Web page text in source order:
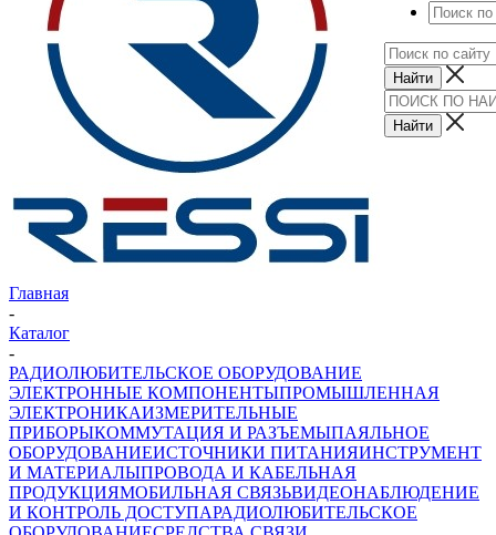
Главная
-
Каталог
-
РАДИОЛЮБИТЕЛЬСКОЕ ОБОРУДОВАНИЕ
ЭЛЕКТРОННЫЕ КОМПОНЕНТЫПРОМЫШЛЕННАЯ
ЭЛЕКТРОНИКАИЗМЕРИТЕЛЬНЫЕ
ПРИБОРЫКОММУТАЦИЯ И РАЗЪЕМЫПАЯЛЬНОЕ
ОБОРУДОВАНИЕИСТОЧНИКИ ПИТАНИЯИНСТРУМЕНТ
И МАТЕРИАЛЫПРОВОДА И КАБЕЛЬНАЯ
ПРОДУКЦИЯМОБИЛЬНАЯ СВЯЗЬВИДЕОНАБЛЮДЕНИЕ
И КОНТРОЛЬ ДОСТУПАРАДИОЛЮБИТЕЛЬСКОЕ